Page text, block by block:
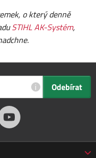
o který denně
STIHL AK-Systém,
i Odebírat